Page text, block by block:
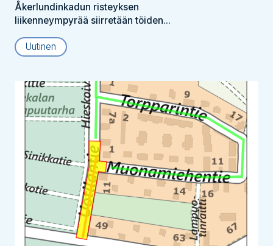
Åkerlundinkadun risteyksen
liikenneympyrää siirretään töiden...
Uutinen